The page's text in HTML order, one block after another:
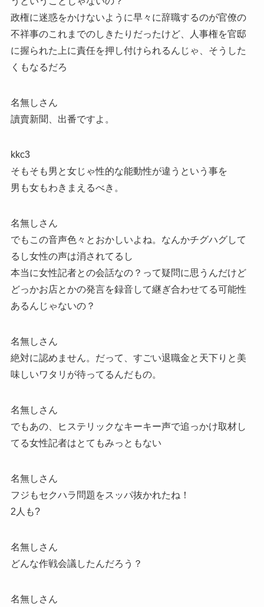
政権に迷惑をかけないように早々に辞職するのが官僚の
不祥事のこれまでのしきたりだったけど、人事権を官邸
に握られた上に責任を押し付けられるんじゃ、そうした
くもなるだろ
名無しさん
讀賣新聞、出番ですよ。
kkc3
そもそも男と女じゃ性的な能動性が違うという事を
男も女もわきまえるべき。
名無しさん
でもこの音声色々とおかしいよね。なんかチグハグして
るし女性の声は消されてるし
本当に女性記者との会話なの？って疑問に思うんだけど
どっかお店とかの発言を録音して継ぎ合わせてる可能性
あるんじゃないの？
名無しさん
絶対に認めません。だって、すごい退職金と天下りと美
味しいワタリが待ってるんだもの。
名無しさん
でもあの、ヒステリックなキーキー声で追っかけ取材し
てる女性記者はとてもみっともない
名無しさん
フジもセクハラ問題をスッパ抜かれたね！
2人も?
名無しさん
どんな作戦会議したんだろう？
名無しさん